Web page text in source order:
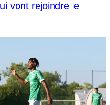
vont rejoindre le